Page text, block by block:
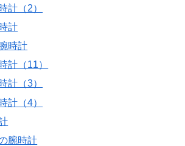
計（2）
計
時計
計（11）
計（3）
計（4）
腕時計